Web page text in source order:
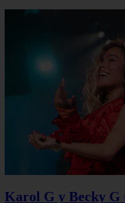
Karol G y Becky G